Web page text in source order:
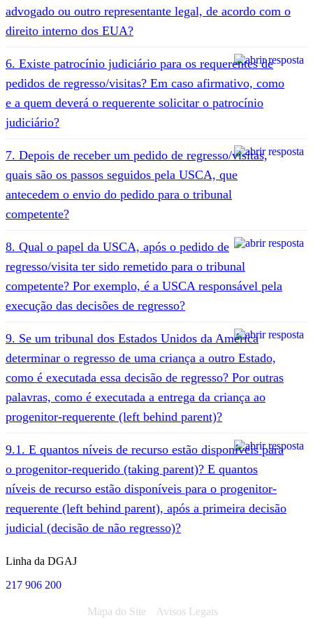
advogado ou outro representante legal, de acordo com o
direito interno dos EUA?
6. Existe patrocínio judiciário para os requerentes de
pedidos de regresso/visitas? Em caso afirmativo, como
e a quem deverá o requerente solicitar o patrocínio
judiciário?
7. Depois de receber um pedido de regresso/visitas,
quais são os passos seguidos pela USCA, que
antecedem o envio do pedido para o tribunal
competente?
8. Qual o papel da USCA, após o pedido de
regresso/visita ter sido remetido para o tribunal
competente? Por exemplo, é a USCA responsável pela
execução das decisões de regresso?
9. Se um tribunal dos Estados Unidos da América
determinar o regresso de uma criança a outro Estado,
como é executada essa decisão de regresso? Por outras
palavras, como é executada a entrega da criança ao
progenitor-requerente (left behind parent)?
9.1. E quantos níveis de recurso estão disponíveis para
o progenitor-requerido (taking parent)? E quantos
níveis de recurso estão disponíveis para o progenitor-
requerente (left behind parent), após a primeira decisão
judicial (decisão de não regresso)?
Linha da DGAJ
217 906 200
Mapa do Site Avisos Legais